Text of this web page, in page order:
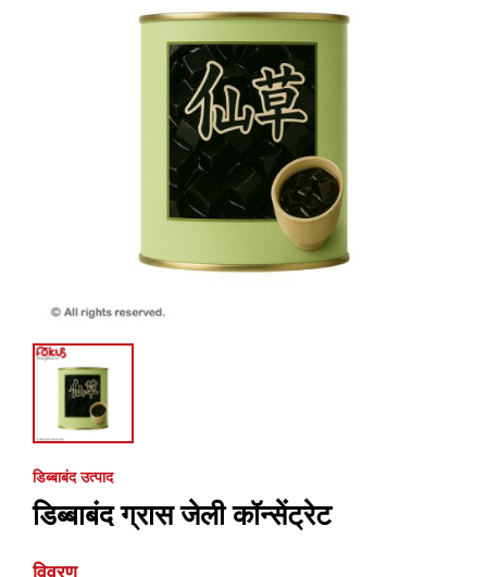
डिब्बाबंद उत्पाद
डिब्बाबंद ग्रास जेली कॉन्सेंट्रेट